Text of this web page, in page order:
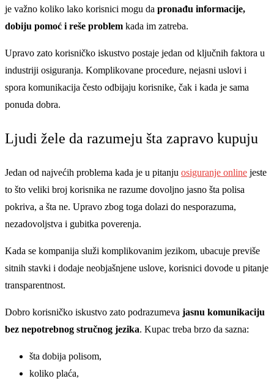
je važno koliko lako korisnici mogu da pronađu informacije,
dobiju pomoć i reše problem kada im zatreba.
Upravo zato korisničko iskustvo postaje jedan od ključnih faktora u
industriji osiguranja. Komplikovane procedure, nejasni uslovi i
spora komunikacija često odbijaju korisnike, čak i kada je sama
ponuda dobra.
Ljudi žele da razumeju šta zapravo kupuju
Jedan od najvećih problema kada je u pitanju osiguranje online jeste
to što veliki broj korisnika ne razume dovoljno jasno šta polisa
pokriva, a šta ne. Upravo zbog toga dolazi do nesporazuma,
nezadovoljstva i gubitka poverenja.
Kada se kompanija služi komplikovanim jezikom, ubacuje previše
sitnih stavki i dodaje neobjašnjene uslove, korisnici dovode u pitanje
transparentnost.
Dobro korisničko iskustvo zato podrazumeva jasnu komunikaciju
bez nepotrebnog stručnog jezika. Kupac treba brzo da sazna:
šta dobija polisom,
koliko plaća,